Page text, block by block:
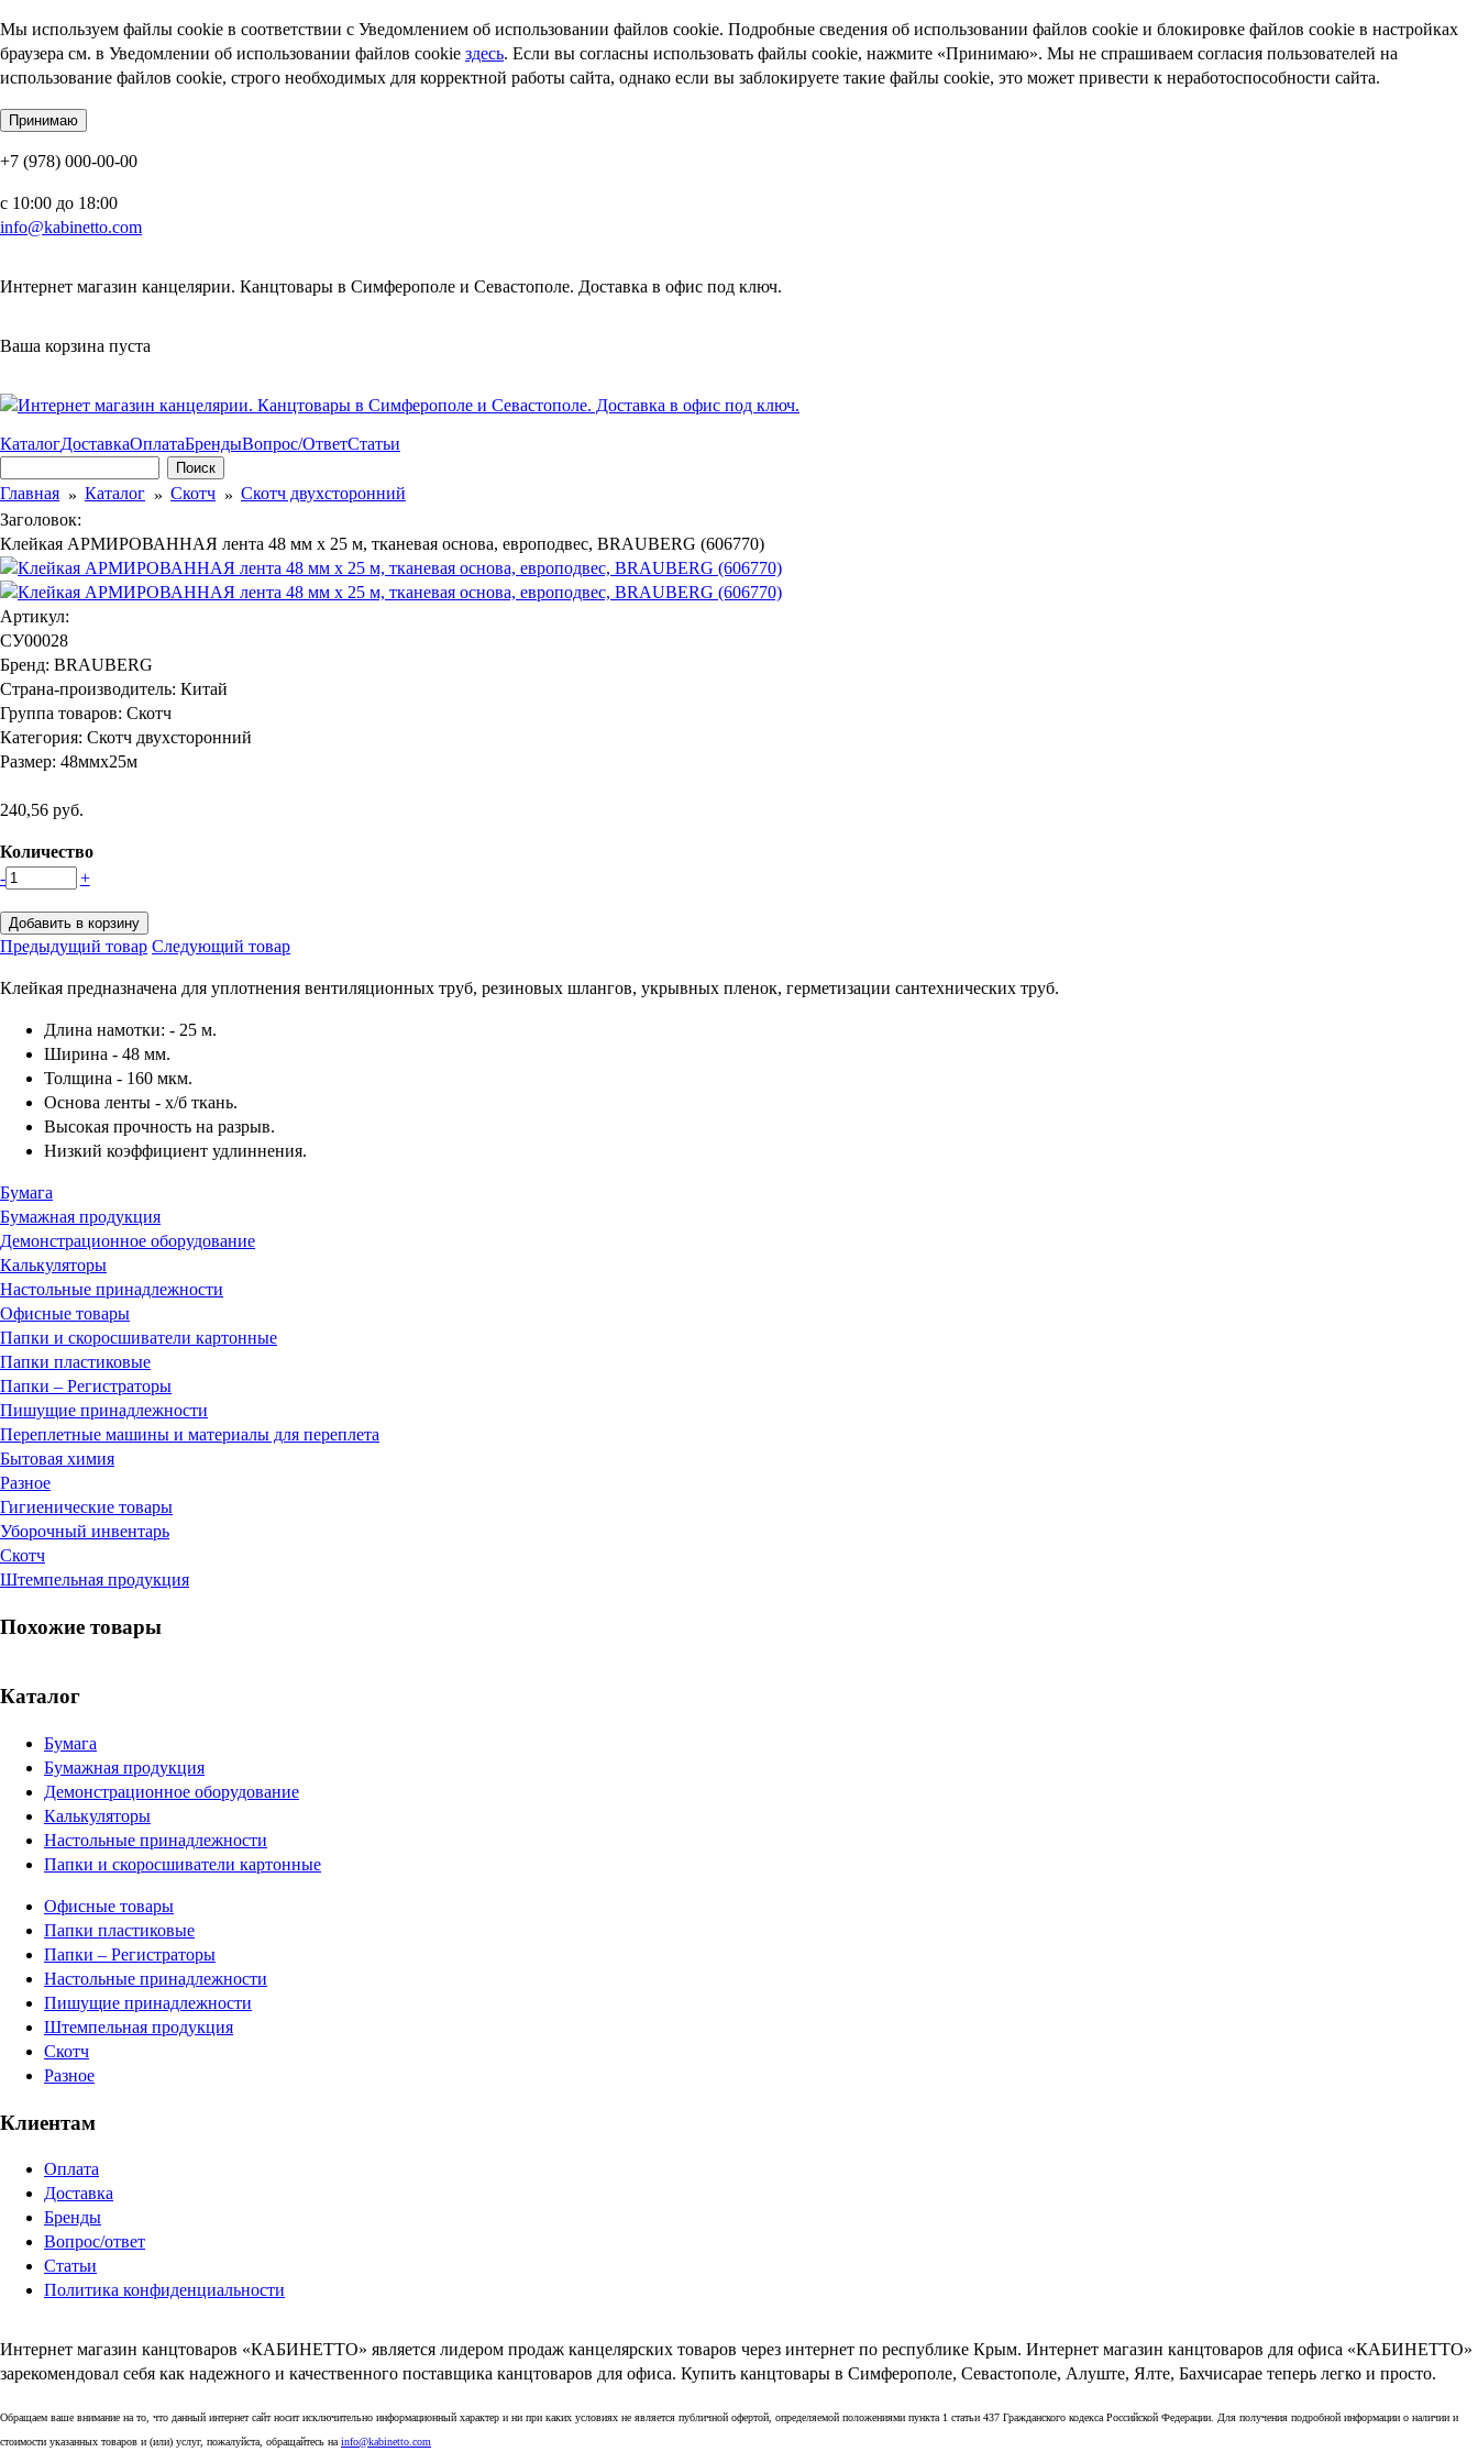
Мы используем файлы cookie в соответствии с Уведомлением об использовании файлов cookie. Подробные сведения об использовании файлов cookie и блокировке файлов cookie в настройках
браузера см. в Уведомлении об использовании файлов cookie здесь. Если вы согласны использовать файлы cookie, нажмите «Принимаю». Мы не спрашиваем согласия пользователей на
использование файлов cookie, строго необходимых для корректной работы сайта, однако если вы заблокируете такие файлы cookie, это может привести к неработоспособности сайта.
+7 (978) 000-00-00
c 10:00 до 18:00
info@kabinetto.com
Интернет магазин канцелярии. Канцтовары в Симферополе и Севастополе. Доставка в офис под ключ.
Ваша корзина пуста
КаталогДоставкаОплатаБрендыВопрос/ОтветСтатьи
Форма поиска
Главная
Каталог Скотч
Скотч двухсторонний
Заголовок:
Клейкая АРМИРОВАННАЯ лента 48 мм х 25 м, тканевая основа, европодвес, BRAUBERG (606770)
Артикул:
СУ00028
Бренд: BRAUBERG
Страна-производитель: Китай
Группа товаров: Скотч
Категория: Скотч двухсторонний
Размер: 48ммх25м
240,56 руб.
Количество
-
+
Предыдущий товар Следующий товар
Клейкая предназначена для уплотнения вентиляционных труб, резиновых шлангов, укрывных пленок, герметизации сантехнических труб.
Длина намотки: - 25 м.
Ширина - 48 мм.
Толщина - 160 мкм.
Основа ленты - х/б ткань.
Высокая прочность на разрыв.
Низкий коэффициент удлиннения.
Бумага
Бумажная продукция
Демонстрационное оборудование
Калькуляторы
Настольные принадлежности
Офисные товары
Папки и скоросшиватели картонные
Папки пластиковые
Папки – Регистраторы
Пишущие принадлежности
Переплетные машины и материалы для переплета
Бытовая химия
Разное
Гигиенические товары
Уборочный инвентарь
Скотч
Штемпельная продукция
Похожие товары
Каталог
Бумага
Бумажная продукция
Демонстрационное оборудование
Калькуляторы
Настольные принадлежности
Папки и скоросшиватели картонные
Офисные товары
Папки пластиковые
Папки – Регистраторы
Настольные принадлежности
Пишущие принадлежности
Штемпельная продукция
Скотч
Разное
Клиентам
Оплата
Доставка
Бренды
Вопрос/ответ
Статьи
Политика конфиденциальности
Интернет магазин канцтоваров «КАБИНЕТТО» является лидером продаж канцелярских товаров через интернет по республике Крым. Интернет магазин канцтоваров для офиса «КАБИНЕТТО»
зарекомендовал себя как надежного и качественного поставщика канцтоваров для офиса. Купить канцтовары в Симферополе, Севастополе, Алуште, Ялте, Бахчисарае теперь легко и просто.
Обращаем ваше внимание на то, что данный интернет сайт носит исключительно информационный характер и ни при каких условиях не является публичной офертой, определяемой положениями пункта 1 статьи 437 Гражданского кодекса Российской Федерации. Для получения подробной информации о наличии и
стоимости указанных товаров и (или) услуг, пожалуйста, обращайтесь наinfo@kabinetto.com